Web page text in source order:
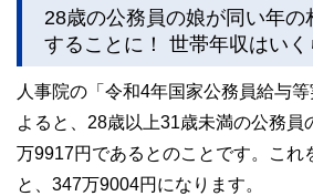
28歳の公務員の娘が同い年の
することに！ 世帯年収はいく
人事院の「令和4年国家公務員給与
よると、28歳以上31歳未満の公務員
万9917円であるとのことです。これ
と、347万9004円になります。